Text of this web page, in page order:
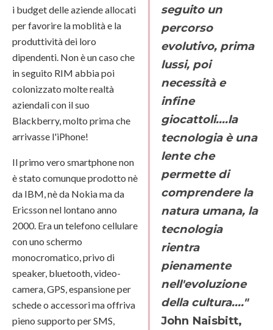
seguito un
percorso
evolutivo, prima
lussi, poi
necessità e
infine
giocattoli....la
tecnologia è una
lente che
permette di
comprendere la
natura umana, la
tecnologia
rientra
pienamente
nell'evoluzione
della cultura...."
John Naisbitt,
i budget delle aziende allocati
per favorire la moblità e la
produttività dei loro
dipendenti. Non è un caso che
in seguito RIM abbia poi
colonizzato molte realtà
aziendali con il suo
Blackberry, molto prima che
arrivasse l'iPhone!
Il primo vero smartphone non
è stato comunque prodotto nè
da IBM, nè da Nokia ma da
Ericsson nel lontano anno
2000. Era un telefono cellulare
con uno schermo
monocromatico, privo di
speaker, bluetooth, video-
camera, GPS, espansione per
schede o accessori ma offriva
pieno supporto per SMS,